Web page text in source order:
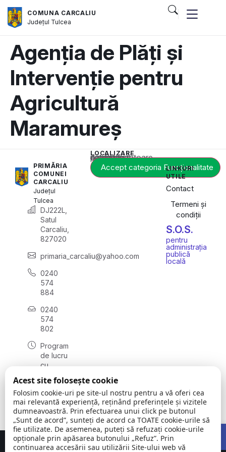
COMUNA CARCALIU
Județul Tulcea
Agenția de Plăți și
Intervenție pentru
Agricultură
Maramureș
PRIMĂRIA
COMUNEI
CARCALIU
Județul
Tulcea
DJ222L,
Satul
Carcaliu,
827020
primaria_carcaliu@yahoo.com
0240
574
884
0240
574
802
Program
de lucru
cu
luni -
vineri:
08:00 -
16:00
LOCALIZARE
Acest conținut este blocat până când acceptați categoria corespunzătoare de cookie-uri.
Accept categoria Funcționalitate
LINKURI
UTILE
Contact
Termeni și
condiții
S.O.S.
pentru
administrația
publică
locală
Concept realizat deBig Media Relații Publice SRL
Acest site folosește cookie
Folosim cookie-uri pe site-ul nostru pentru a vă oferi cea
mai relevantă experiență, reținând preferințele și vizitele
dumneavoastră. Prin efectuarea unui click pe butonul
„Sunt de acord”, sunteți de acord ca TOATE cookie-urile să
fie utilizate. De asemenea, puteți să refuzați cookie-urile
opționale prin apăsarea butonului „Refuz”. Prin
continuarea accesării sau utilizării Site-ului web vă